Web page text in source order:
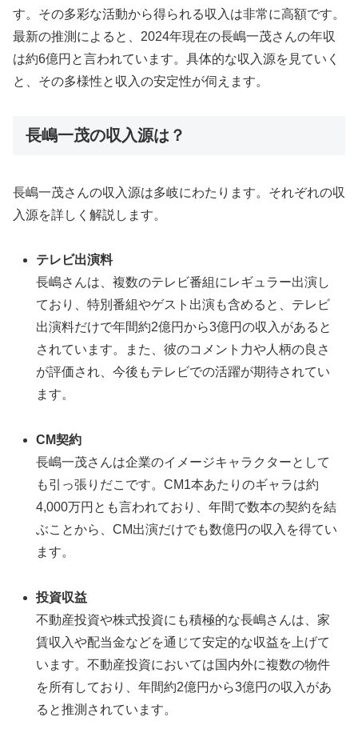
す。その多彩な活動から得られる収入は非常に高額です。
最新の推測によると、2024年現在の長嶋一茂さんの年収
は約6億円と言われています。具体的な収入源を見ていく
と、その多様性と収入の安定性が伺えます。
長嶋一茂の収入源は？
長嶋一茂さんの収入源は多岐にわたります。それぞれの収
入源を詳しく解説します。
テレビ出演料
長嶋さんは、複数のテレビ番組にレギュラー出演し
ており、特別番組やゲスト出演も含めると、テレビ
出演料だけで年間約2億円から3億円の収入があると
されています。また、彼のコメント力や人柄の良さ
が評価され、今後もテレビでの活躍が期待されてい
ます。
CM契約
長嶋一茂さんは企業のイメージキャラクターとして
も引っ張りだこです。CM1本あたりのギャラは約
4,000万円とも言われており、年間で数本の契約を結
ぶことから、CM出演だけでも数億円の収入を得てい
ます。
投資収益
不動産投資や株式投資にも積極的な長嶋さんは、家
賃収入や配当金などを通じて安定的な収益を上げて
います。不動産投資においては国内外に複数の物件
を所有しており、年間約2億円から3億円の収入があ
ると推測されています。